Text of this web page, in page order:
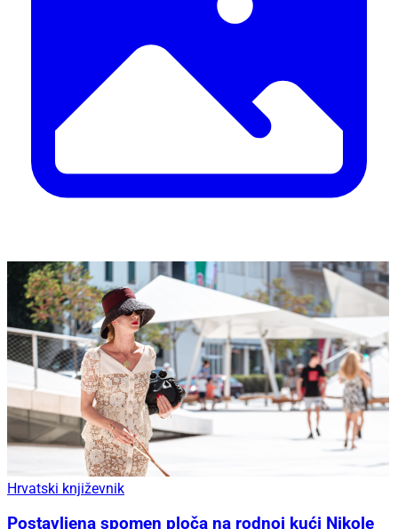
Hrvatski književnik
Postavljena spomen ploča na rodnoj kući Nikole